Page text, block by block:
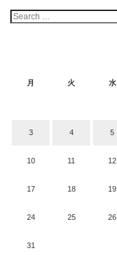
検
索:
月
火 水
3 4 5
10 11 12
17 18 19
24 25 26
31